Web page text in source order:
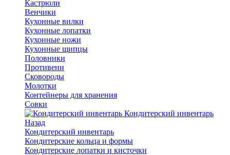
Кастрюли
Венчики
Кухонные вилки
Кухонные лопатки
Кухонные ножи
Кухонные щипцы
Половники
Противени
Сковороды
Молотки
Контейнеры для хранения
Совки
Кондитерский инвентарь
Назад
Кондитерский инвентарь
Кондитерские кольца и формы
Кондитерские лопатки и кисточки